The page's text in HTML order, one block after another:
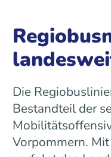
Die
Bestandteil der
Vorpommern.